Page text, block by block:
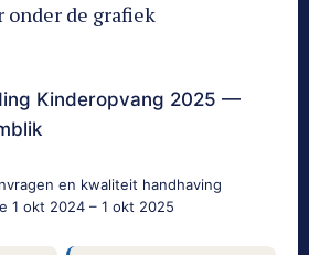
onder de grafiek
Kinderopvang 2025 —
en kwaliteit handhaving
1 okt 2024 – 1 okt 2025